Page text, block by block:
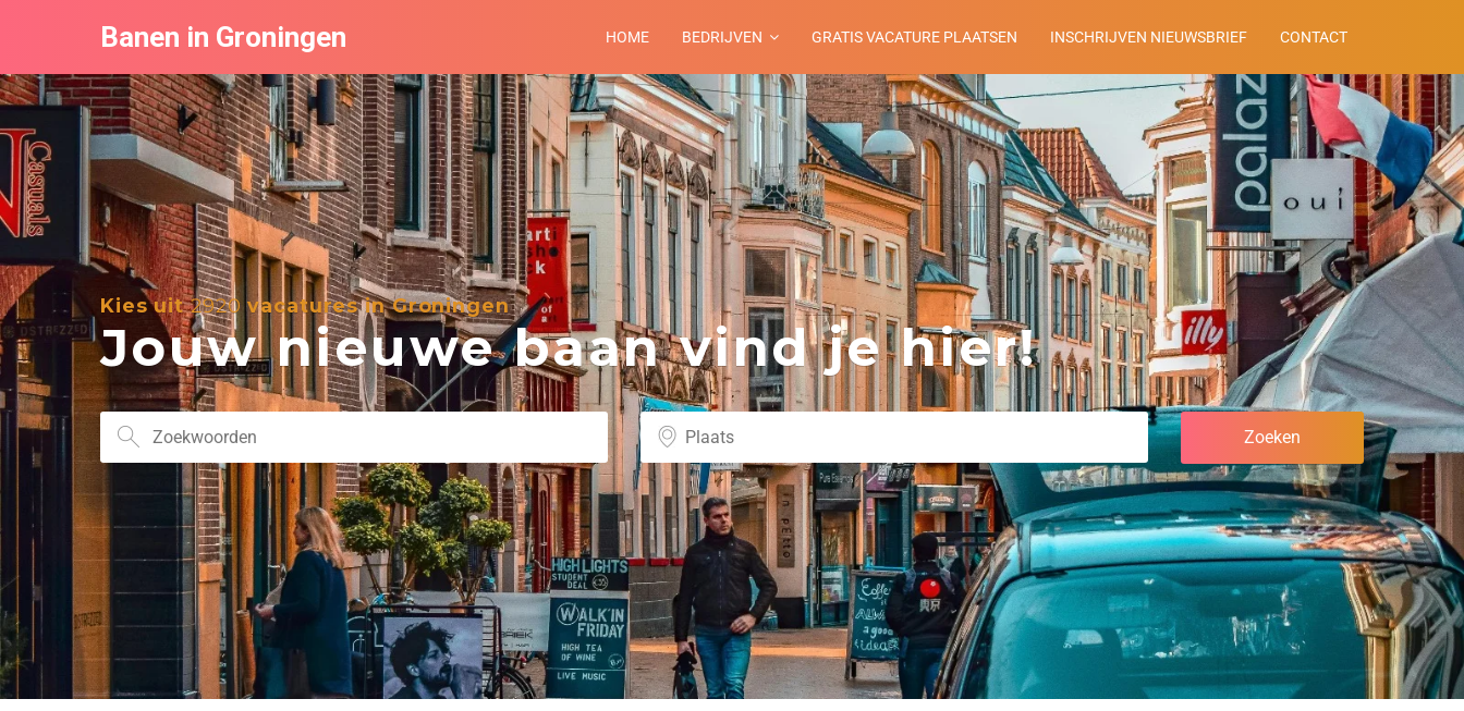
Banen in Groningen HOME BEDRIJVEN GRATIS VACATURE PLAATSEN INSCHRIJVEN NIEUWSBRIEF CONTACT
Kies uit2920 vacatures in Groningen
Jouw nieuwe baan vind je hier!